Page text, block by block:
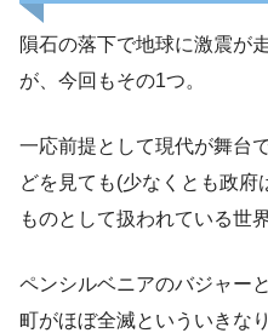
隕石の落下で地球に激震が
が、今回もその1つ。
一応前提として現代が舞台
どを見ても(少なくとも政府
ものとして扱われている世
ペンシルベニアのバジャー
町がほぼ全滅といういきな